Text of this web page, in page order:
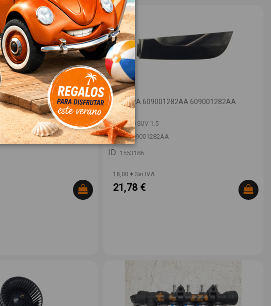
E030I0006M7R /
MOLDURA 609001282AA 609001282AA
DR DR 5.0 SUV 1.5
OEM:609001282AA
ID: 1553186
18,00 € Sin IVA
21,78 €